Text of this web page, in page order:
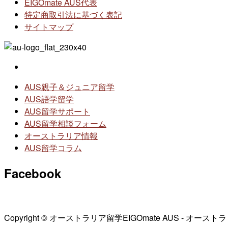
特定商取引法に基づく表記
サイトマップ
AUS親子＆ジュニア留学
AUS語学留学
AUS留学サポート
AUS留学相談フォーム
オーストラリア情報
AUS留学コラム
Facebook
Copyright © オーストラリア留学EIGOmate AUS - オースト